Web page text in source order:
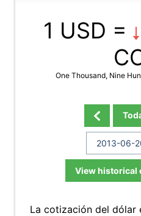
1 USD =
One Thousand, Nine
View historical
La cotización del dólar